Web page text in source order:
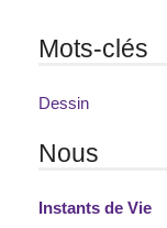
Mots-clés
Dessin
Nous
Instants de Vie